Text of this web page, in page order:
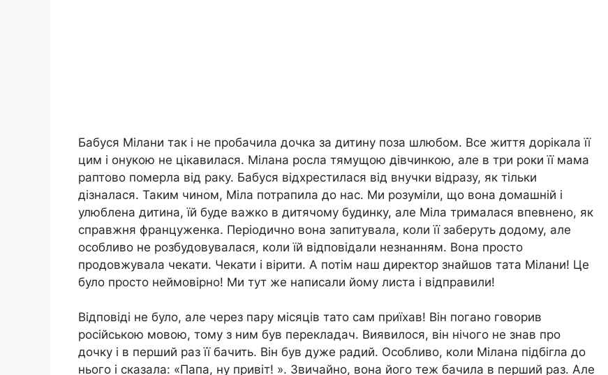
Бабуся Мілани так і не пробачила дочка за дитину поза шлюбом. Все життя дорікала її
цим і онукою не цікавилася. Мілана росла тямущою дівчинкою, але в три роки її мама
раптово померла від раку. Бабуся відхрестилася від внучки відразу, як тільки
дізналася. Таким чином, Міла потрапила до нас. Ми розуміли, що вона домашній і
улюблена дитина, їй буде важко в дитячому будинку, але Міла трималася впевнено, як
справжня француженка. Періодично вона запитувала, коли її заберуть додому, але
особливо не розбудовувалася, коли їй відповідали незнанням. Вона просто
продовжувала чекати. Чекати і вірити. А потім наш директор знайшов тата Мілани! Це
було просто неймовірно! Ми тут же написали йому листа і відправили!
Відповіді не було, але через пару місяців тато сам приїхав! Він погано говорив
російською мовою, тому з ним був перекладач. Виявилося, він нічого не знав про
дочку і в перший раз її бачить. Він був дуже радий. Особливо, коли Мілана підбігла до
нього і сказала: «Папа, ну привіт! ». Звичайно, вона його теж бачила в перший раз. Але